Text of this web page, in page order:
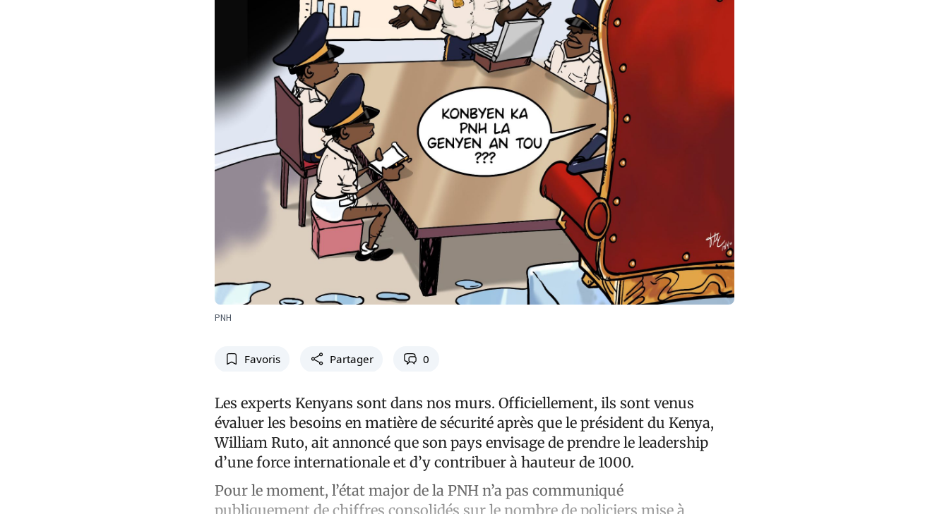
PNH
Favoris Partager 0
Les experts Kenyans sont dans nos murs. Officiellement, ils sont venus
évaluer les besoins en matière de sécurité après que le président du Kenya,
William Ruto, ait annoncé que son pays envisage de prendre le leadership
d’une force internationale et d’y contribuer à hauteur de 1000.
Pour le moment, l’état major de la PNH n’a pas communiqué
publiquement de chiffres consolidés sur le nombre de policiers mise à